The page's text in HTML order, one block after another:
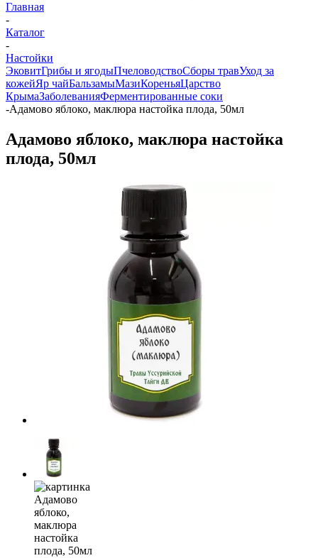
Главная
-
Каталог
-
Настойки
ЭковитГрибы и ягодыПчеловодствоСборы травУход за
кожейЯр чайБальзамыМазиКореньяЦарство
КрымаЗаболеванияФерментированные соки
-Адамово яблоко, маклюра настойка плода, 50мл
Адамово яблоко, маклюра настойка
плода, 50мл